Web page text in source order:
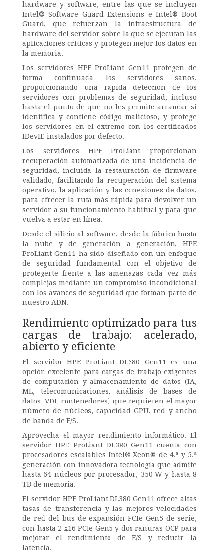
hardware y software, entre las que se incluyen
Intel® Software Guard Extensions e Intel® Boot
Guard, que refuerzan la infraestructura de
hardware del servidor sobre la que se ejecutan las
aplicaciones críticas y protegen mejor los datos en
la memoria.
Los servidores HPE ProLiant Gen11 protegen de
forma continuada los servidores sanos,
proporcionando una rápida detección de los
servidores con problemas de seguridad, incluso
hasta el punto de que no les permite arrancar si
identifica y contiene código malicioso, y protege
los servidores en el extremo con los certificados
IDevID instalados por defecto.
Los servidores HPE ProLiant proporcionan
recuperación automatizada de una incidencia de
seguridad, incluida la restauración de firmware
validado, facilitando la recuperación del sistema
operativo, la aplicación y las conexiones de datos,
para ofrecer la ruta más rápida para devolver un
servidor a su funcionamiento habitual y para que
vuelva a estar en línea.
Desde el silicio al software, desde la fábrica hasta
la nube y de generación a generación, HPE
ProLiant Gen11 ha sido diseñado con un enfoque
de seguridad fundamental con el objetivo de
protegerte frente a las amenazas cada vez más
complejas mediante un compromiso incondicional
con los avances de seguridad que forman parte de
nuestro ADN.
Rendimiento optimizado para tus
cargas de trabajo: acelerado,
abierto y eficiente
El servidor HPE ProLiant DL380 Gen11 es una
opción excelente para cargas de trabajo exigentes
de computación y almacenamiento de datos (IA,
ML, telecomunicaciones, análisis de bases de
datos, VDI, contenedores) que requieren el mayor
número de núcleos, capacidad GPU, red y ancho
de banda de E/S.
Aprovecha el mayor rendimiento informático. El
servidor HPE ProLiant DL380 Gen11 cuenta con
procesadores escalables Intel® Xeon® de 4.ª y 5.ª
generación con innovadora tecnología que admite
hasta 64 núcleos por procesador, 350 W y hasta 8
TB de memoria.
El servidor HPE ProLiant DL380 Gen11 ofrece altas
tasas de transferencia y las mejores velocidades
de red del bus de expansión PCIe Gen5 de serie,
con hasta 2 x16 PCIe Gen5 y dos ranuras OCP para
mejorar el rendimiento de E/S y reducir la
latencia.